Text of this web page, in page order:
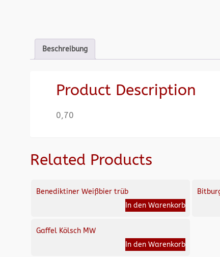
Beschreibung
Product Description
0,70
Related Products
Benediktiner Weißbier trüb
In den Warenkorb
Gaffel Kölsch MW
In den Warenkorb